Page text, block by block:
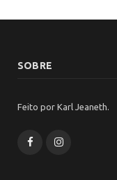
SOBRE
Feito por Karl Jeaneth.
FacebookInstagram